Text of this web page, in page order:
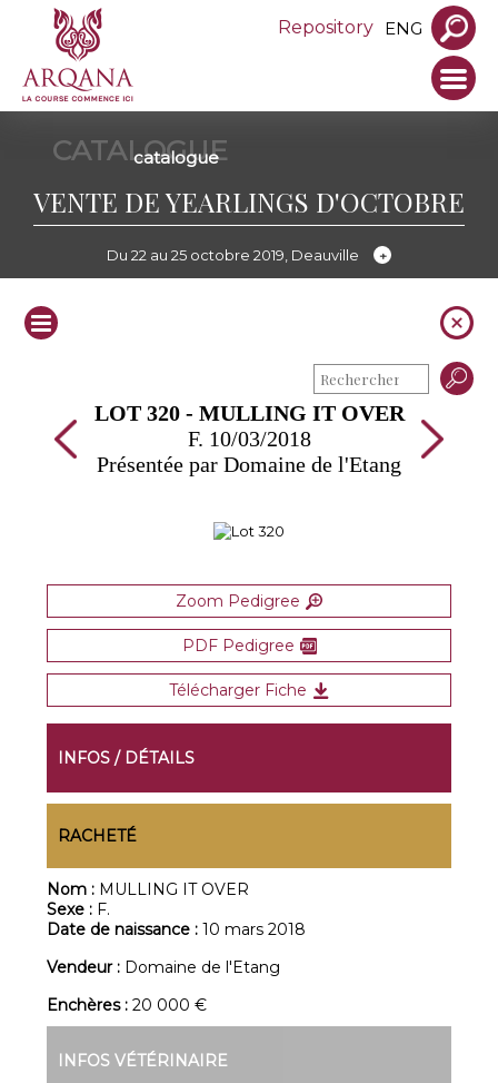
Repository ENG
CATALOGUE
catalogue
VENTE DE YEARLINGS D'OCTOBRE
Du 22 au 25 octobre 2019, Deauville
LOT 320 - MULLING IT OVER
F. 10/03/2018
Présentée par Domaine de l'Etang
Zoom Pedigree
PDF Pedigree
Télécharger Fiche
INFOS / DÉTAILS
RACHETÉ
Nom : MULLING IT OVER
Sexe : F.
Date de naissance :10 mars 2018
Vendeur : Domaine de l'Etang
Enchères :20 000 €
INFOS VÉTÉRINAIRE